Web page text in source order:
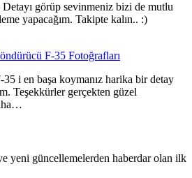
görüp sevinmeniz bizi de mutlu
yapacağım. Takipte kalın.. :)
F-35 Fotoğrafları
i en başa koymanız harika bir detay
Teşekkürler gerçekten güzel
yeni güncellemelerden haberdar olan ilk